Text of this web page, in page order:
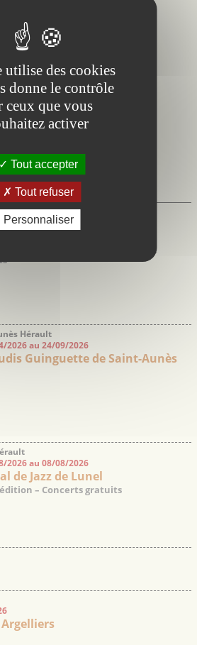
Hérault
2026 au 27/08/2026
festives avec marché nocturne et
Hérault
2026 au 24/09/2026
Guinguette de Saint-Aunès
2026 au 08/08/2026
de Jazz de Lunel
– Concerts gratuits
utilise des cookies
donne le contrôle
ceux que vous
activer
Tout accepter
Tout refuser
Personnaliser